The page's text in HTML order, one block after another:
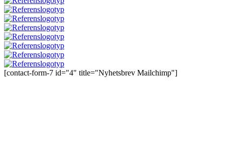
[contact-form-7 id="4" title="Nyhetsbrev Mailchimp"]